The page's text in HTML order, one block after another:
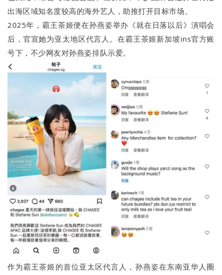
出海区域知名度较高的海外艺人，助推打开目标市场。
2025年，霸王茶姬便在孙燕姿举办《就在日落以后》演唱会
后，官宣她为亚太地区代言人。在霸王茶姬新加坡ins官方账
号下，不少网友对孙燕姿排队示爱。
作为霸王茶姬的首位亚太区代言人，孙燕姿在东南亚华人圈